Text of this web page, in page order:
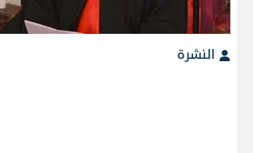
النشرة